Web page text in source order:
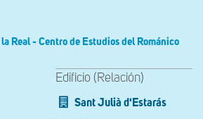
Real - Centro de Estudios del Románico
Edificio (Relación)
Sant Julià d'Estarás